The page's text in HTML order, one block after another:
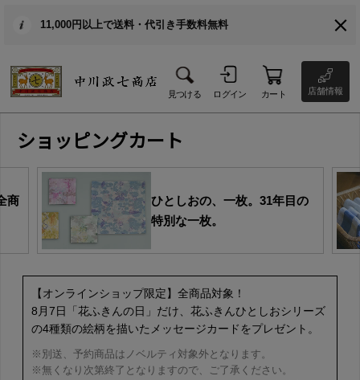
11,000円以上で送料・代引き手数料無料
見つける ログイン カート 店舗情報
ショッピングカート
商
ひとしおの、一枚。31年目の
特別な一枚。
【オンラインショップ限定】全商品対象！
8月7日「花ふきんの日」だけ、花ふきんひとしおシリーズ
の4種類の絵柄を描いたメッセージカードをプレゼント。
※別送、予約商品はノベルティ対象外となります。
※無くなり次第終了となりますので、ご了承ください。